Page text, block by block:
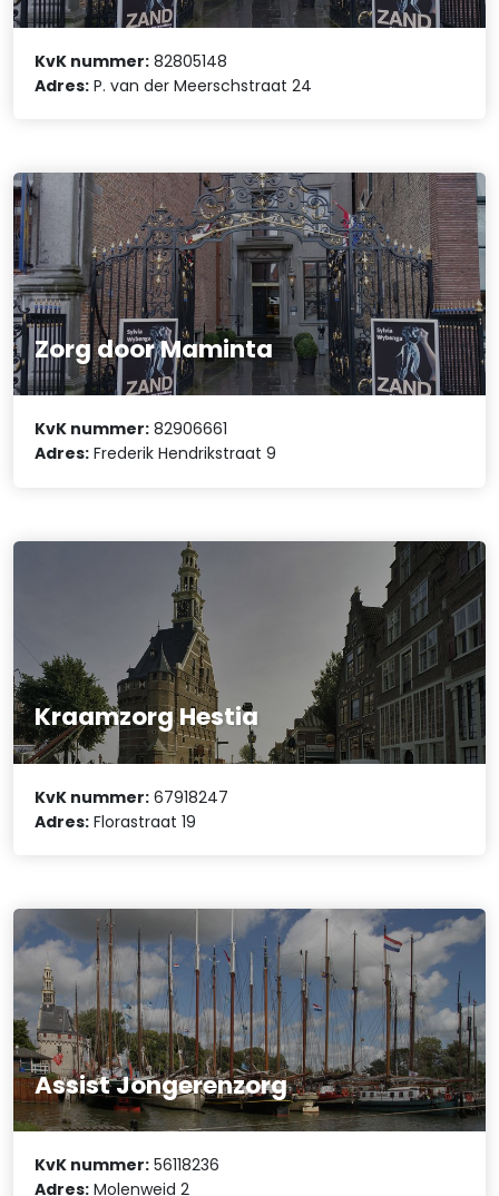
KvK nummer: 82805148
Adres: P. van der Meerschstraat 24
Zorg door Maminta
KvK nummer: 82906661
Adres: Frederik Hendrikstraat 9
Kraamzorg Hestia
KvK nummer: 67918247
Adres: Florastraat 19
Assist Jongerenzorg
KvK nummer: 56118236
Adres: Molenweid 2